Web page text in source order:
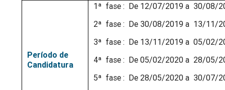
Período de
Candidatura
1ª fase : De 12/07/2019 a 30/08/
2ª fase : De 30/08/2019 a 13/11/
3ª fase : De 13/11/2019 a 05/02/
4ª fase : De 05/02/2020 a 28/05/
5ª fase : De 28/05/2020 a 30/07/